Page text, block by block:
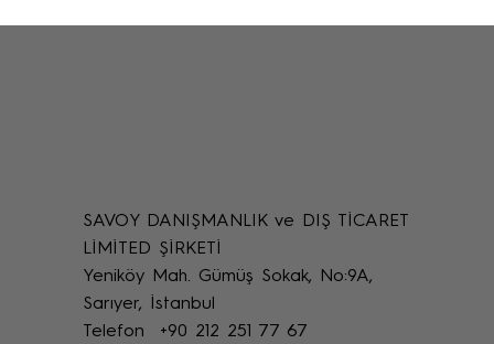
Uzaktan Restorasyon Desteği: Online
Restoratör Teknik Destek Yöntemleri
SAVOY DANIŞMANLIK ve DIŞ TİCARET
LİMİTED ŞİRKETİ
Yeniköy Mah. Gümüş Sokak, No:9A,
Sarıyer, İstanbul
Telefon +90 212 251 77 67